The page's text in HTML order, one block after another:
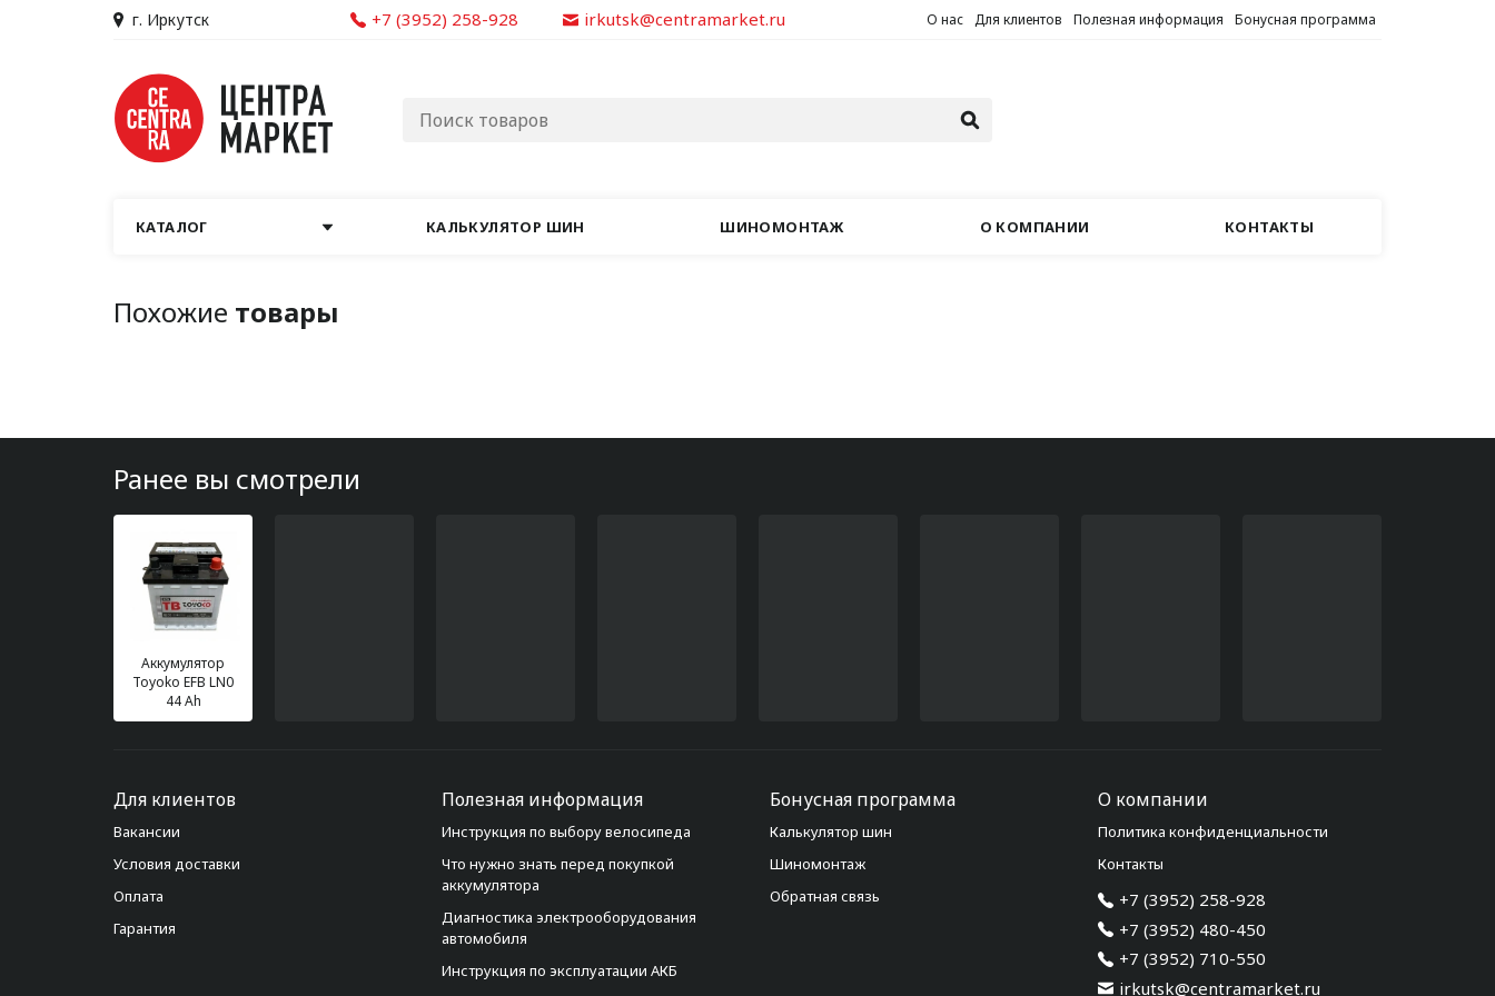
г. Иркутск +7 (3952) 258-928 irkutsk@centramarket.ru О нас Для клиентов Полезная информация Бонусная программа
КАТАЛОГ КАЛЬКУЛЯТОР ШИН ШИНОМОНТАЖ О КОМПАНИИ КОНТАКТЫ
Похожие товары
Ранее вы смотрели
Аккумулятор
Toyoko EFB LN0
44 Ah
Для клиентов
Вакансии
Условия доставки
Оплата
Гарантия
Полезная информация
Инструкция по выбору велосипеда
Что нужно знать перед покупкой
аккумулятора
Диагностика электрооборудования
автомобиля
Инструкция по эксплуатации АКБ
Бонусная программа
Калькулятор шин
Шиномонтаж
Обратная связь
О компании
Политика конфиденциальности
Контакты
+7 (3952) 258-928
+7 (3952) 480-450
+7 (3952) 710-550
irkutsk@centramarket.ru